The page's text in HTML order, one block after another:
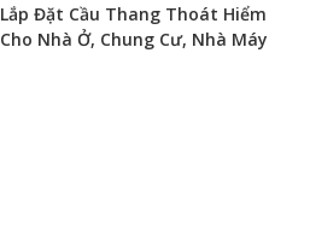
Lắp Đặt Cầu Thang Thoát Hiểm
Cho Nhà Ở, Chung Cư, Nhà Máy